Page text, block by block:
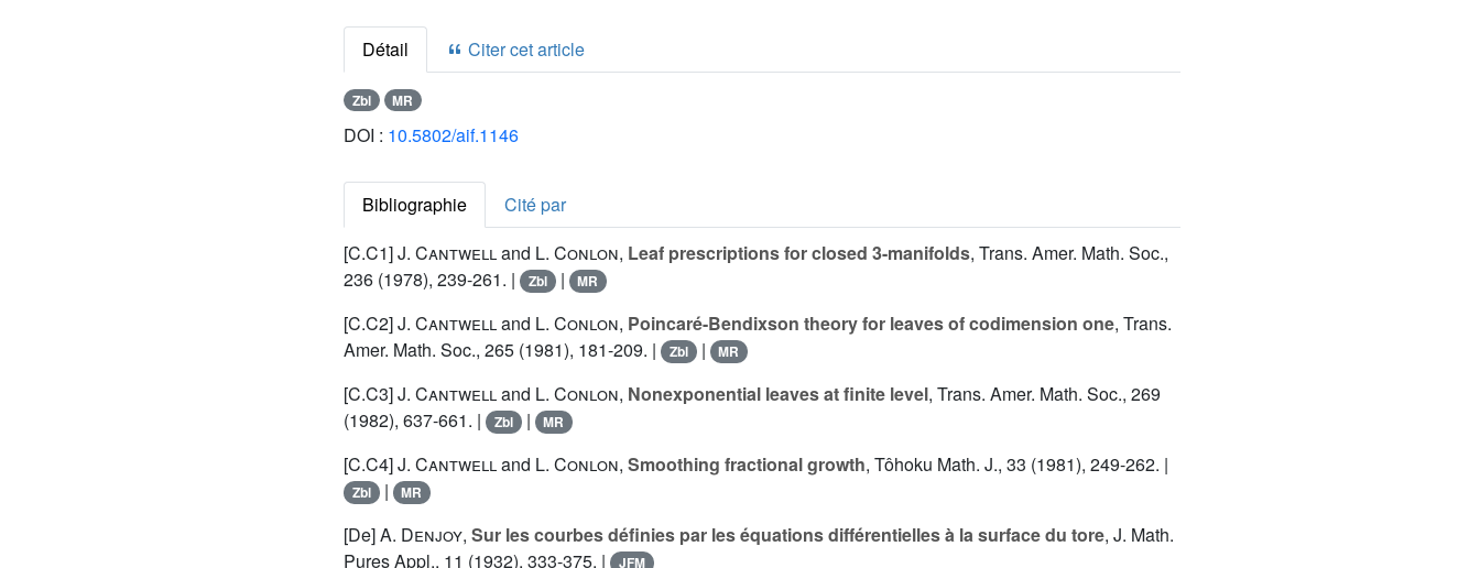
Détail Citer cet article
Zbl MR
DOI : 10.5802/aif.1146
Bibliographie
Cité par
[C.C1]J. Cantwelland L. Conlon, Leaf prescriptions for closed 3-manifolds, Trans. Amer. Math. Soc.,
236 (1978), 239-261. |
Zbl | MR
[C.C2]J. Cantwelland L. Conlon, Poincaré-Bendixson theory for leaves of codimension one, Trans.
Amer. Math. Soc., 265 (1981), 181-209. |
Zbl | MR
[C.C3]J. Cantwelland L. Conlon, Nonexponential leaves at finite level, Trans. Amer. Math. Soc., 269
(1982), 637-661. |
Zbl | MR
[C.C4]J. Cantwelland L. Conlon, Smoothing fractional growth, Tôhoku Math. J., 33 (1981), 249-262. |
Zbl | MR
[De]A. Denjoy, Sur les courbes définies par les équations différentielles à la surface du tore, J. Math.
Pures Appl., 11 (1932), 333-375. |
JFM